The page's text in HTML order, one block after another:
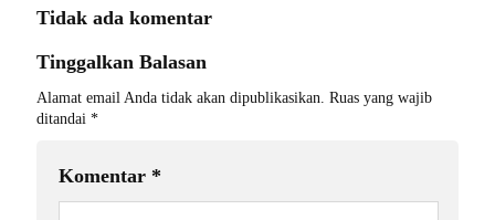
Tidak ada komentar
Tinggalkan Balasan
Alamat email Anda tidak akan dipublikasikan. Ruas yang wajib
ditandai *
Komentar *